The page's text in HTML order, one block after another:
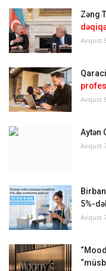
Zəng
Avqust
Avqust
Aytən
Avqust
5%-
Avqust